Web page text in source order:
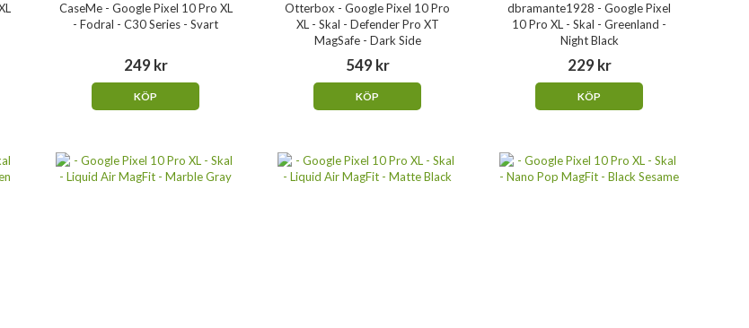
CaseMe - Google Pixel 10 Pro XL
- Fodral - C30 Series - Svart
249 kr
KÖP
Otterbox - Google Pixel 10 Pro
XL - Skal - Defender Pro XT
MagSafe - Dark Side
549 kr
KÖP
dbramante1928 - Google Pixel
10 Pro XL - Skal - Greenland -
Night Black
229 kr
KÖP